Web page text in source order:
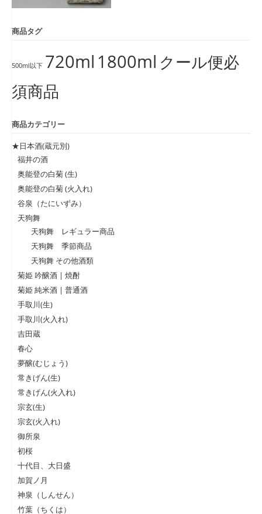
商品タグ
500ml以下 720ml 1800ml クール便必
須商品
商品カテゴリー
★日本酒(蔵元別)
福井の酒
奥能登の白菊 (生)
奥能登の白菊 (火入れ)
谷泉（たにいずみ）
天狗舞
天狗舞 レギュラー商品
天狗舞 季節商品
天狗舞 その他酒類
菊姫 吟醸酒 | 焼酎
菊姫 純米酒 | 普通酒
手取川(生)
手取川(火入れ)
吉田蔵
春心
夢醸(むじょう)
常きげん(生)
常きげん(火入れ)
宗玄(生)
宗玄(火入れ)
御所泉
初桜
十代目、大日盛
加賀ノ月
神泉（しんせん）
竹葉（ちくは）